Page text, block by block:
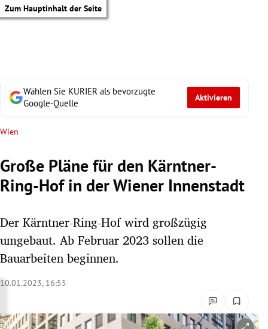
Zum Hauptinhalt der Seite
Untermenü
Untermenü
Wählen Sie KURIER als bevorzugte
Google-Quelle
Aktivieren
Wien
Große Pläne für den Kärntner-
Ring-Hof in der Wiener Innenstadt
Der Kärntner-Ring-Hof wird großzügig
umgebaut. Ab Februar 2023 sollen die
Bauarbeiten beginnen.
10.01.2023, 16:55